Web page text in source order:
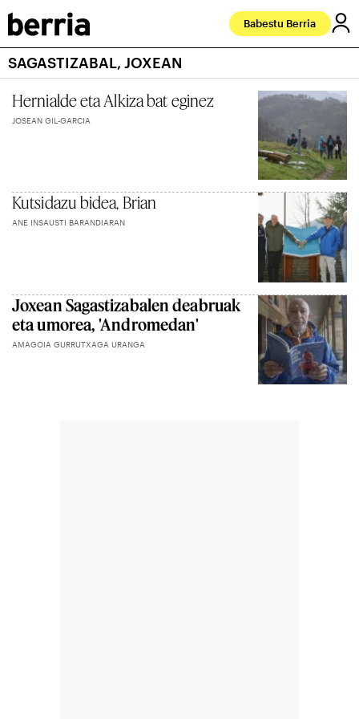
Babestu Berria
SAGASTIZABAL, JOXEAN
Hernialde eta Alkiza bat eginez
JOSEAN GIL-GARCIA
Kutsidazu bidea, Brian
ANE INSAUSTI BARANDIARAN
Joxean Sagastizabalen deabruak
eta umorea, 'Andromedan'
AMAGOIA GURRUTXAGA URANGA